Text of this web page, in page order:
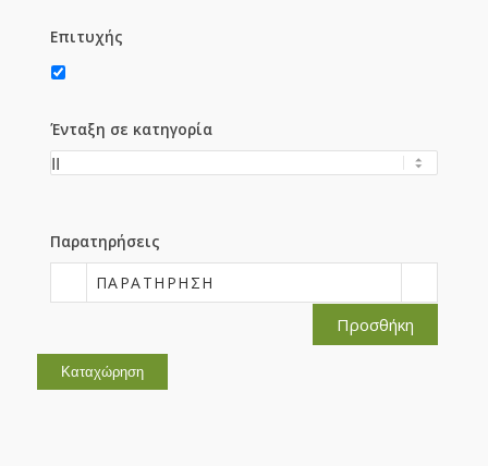
Επιτυχής
Ένταξη σε κατηγορία
Παρατηρήσεις
ΠΑΡΑΤΉΡΗΣΗ
Προσθήκη